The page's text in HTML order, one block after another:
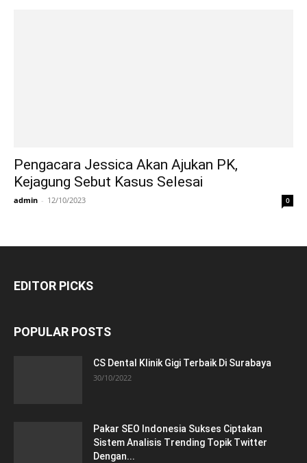
Pengacara Jessica Akan Ajukan PK,
Kejagung Sebut Kasus Selesai
admin - 12/10/2023 0
EDITOR PICKS
POPULAR POSTS
CS Dental Klinik Gigi Terbaik Di Surabaya
30/10/2022
Pakar SEO Indonesia Sukses Ciptakan
Sistem Analisis Trending Topik Twitter
Dengan...